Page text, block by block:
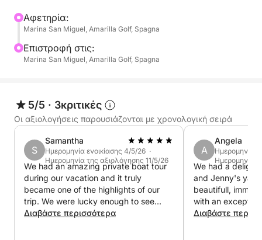
Παρακολούθηση δελφινιών και φαλαινών στο
φυσικό τους περιβάλλον
Στάσεις για κολύμπι και κολύμβηση με
Χαλαρώστε στο πλοίο με δροσερά ποτά και σνακ
Εξηγήσεις στα ιταλικά (και σε άλλες γλώσσες) για
τη θαλάσσια ζωή και την ακτή
📍 Αναχώρηση από: Μαρίνα Σαν Μιγκέλ
(μεταβλητή ανάλογα με το λιμάνι)
🕒 Διάρκεια: 3 ώρες Μόνο με ιδιωτικό ναυλωμένο
σκάφος
Αφετηρία:
Marina San Miguel, Amarilla Golf, Spagna
Επιστροφή στις:
Marina San Miguel, Amarilla Golf, Spagna
5/5 · 3κριτικές
Οι αξιολογήσεις παρουσιάζονται με χρονολογική σειρά
S
Samantha
Ημερομηνία ενοικίασης 4/5/26 ·
Ημερομηνία της αξιολόγησης 11/5/26
We had an amazing private boat tour
during our vacation and it truly
became one of the highlights of our
trip. We were lucky enough to see
dolphins, enjoy complete relaxation on
Διαβάστε περισσότερα
A
Angela
Ημερομηνία
Ημερομηνία
We had a
and Jenny's
beautifull,
with an
interior. It would
Διαβάστε